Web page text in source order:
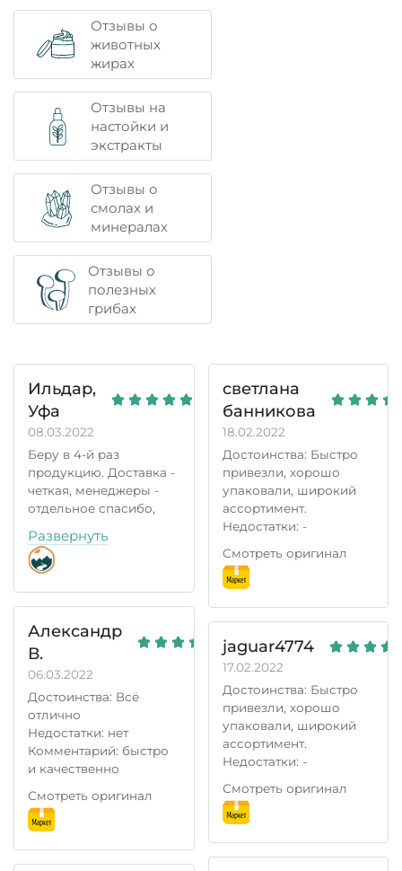
Отзывы о
животных
жирах
Отзывы на
настойки и
экстракты
Отзывы о
смолах и
минералах
Отзывы о
полезных
грибах
Ильдар,
Уфа
08.03.2022
Беру в 4-й раз
продукцию. Доставка -
четкая, менеджеры -
отдельное спасибо,
практически сразу,
уточняют доставку.
Нравится то, что
продукция не
лекарства и не
БАДы...
Как закончится
настойка и жир -
придется еще
заказывать))))
всем добра!!
Развернуть
Александр
В.
06.03.2022
Достоинства: Всё
отлично
Недостатки: нет
Комментарий: быстро
и качественно
Смотреть оригинал
светлана
банникова
18.02.2022
Достоинства: Быстро
привезли, хорошо
упаковали, широкий
ассортимент.
Недостатки: -
Смотреть оригинал
jaguar4774
17.02.2022
Достоинства: Быстро
привезли, хорошо
упаковали, широкий
ассортимент.
Недостатки: -
Смотреть оригинал